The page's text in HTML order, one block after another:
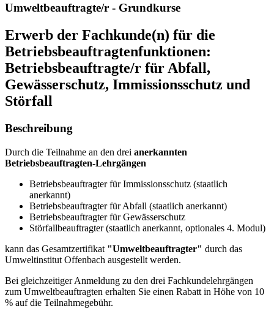
Umweltbeauftragte/r - Grundkurse
Erwerb der Fachkunde(n) für die
Betriebsbeauftragtenfunktionen:
Betriebsbeauftragte/r für Abfall,
Gewässerschutz, Immissionsschutz und
Störfall
Beschreibung
Durch die Teilnahme an den drei anerkannten
Betriebsbeauftragten-Lehrgängen
Betriebsbeauftragter für Immissionsschutz (staatlich
anerkannt)
Betriebsbeauftragter für Abfall (staatlich anerkannt)
Betriebsbeauftragter für Gewässerschutz
Störfallbeauftragter (staatlich anerkannt, optionales 4. Modul)
kann das Gesamtzertifikat "Umweltbeauftragter" durch das
Umweltinstitut Offenbach ausgestellt werden.
Bei gleichzeitiger Anmeldung zu den drei Fachkundelehrgängen
zum Umweltbeauftragten erhalten Sie einen Rabatt in Höhe von 10
% auf die Teilnahmegebühr.